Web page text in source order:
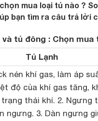
mua loại tủ nào ?
bạn tìm ra câu trả lời
tủ đông : Chọn
Tủ Lạnh
nén khí gas, làm áp
độ của khí gas tăng,
thái khí. 2. Ngưng
ngưng. 3. Dàn ngưng